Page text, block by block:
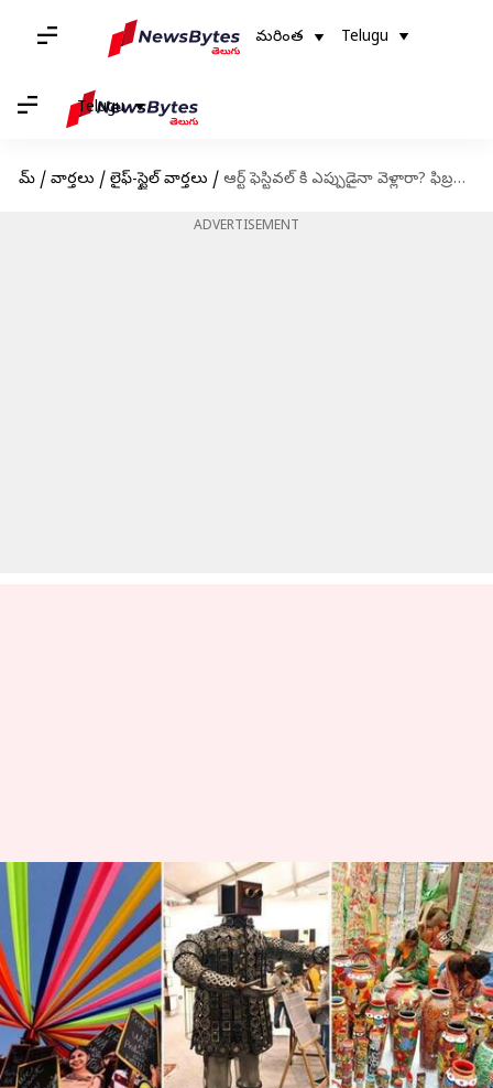
మరింత Telugu
Telugu
హోమ్ / వార్తలు / లైఫ్-స్టైల్ వార్తలు / ఆర్ట్ ఫెస్టివల్ కి ఎప్పుడైనా వెళ్లారా? ఫిబ్రవరిలో ప్రారంభమయ్యే ఈ ఫెస్టివల్స్ చూడండి
ADVERTISEMENT
ఆర్ట్ ఫెస్టివల్ కి ఎప్పుడైనా వెళ్లారా?
ఫిబ్రవరిలో ప్రారంభమయ్యే ఈ
ఫెస్టివల్స్ చూడండి
వ్రాసిన వారు Sriram Pranateja Feb 09, 2023 04:35 pm
ఈ వార్తాకథనం ఏంటి